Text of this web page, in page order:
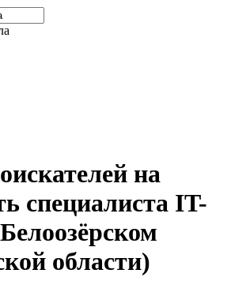
на
специалиста IT-
области)